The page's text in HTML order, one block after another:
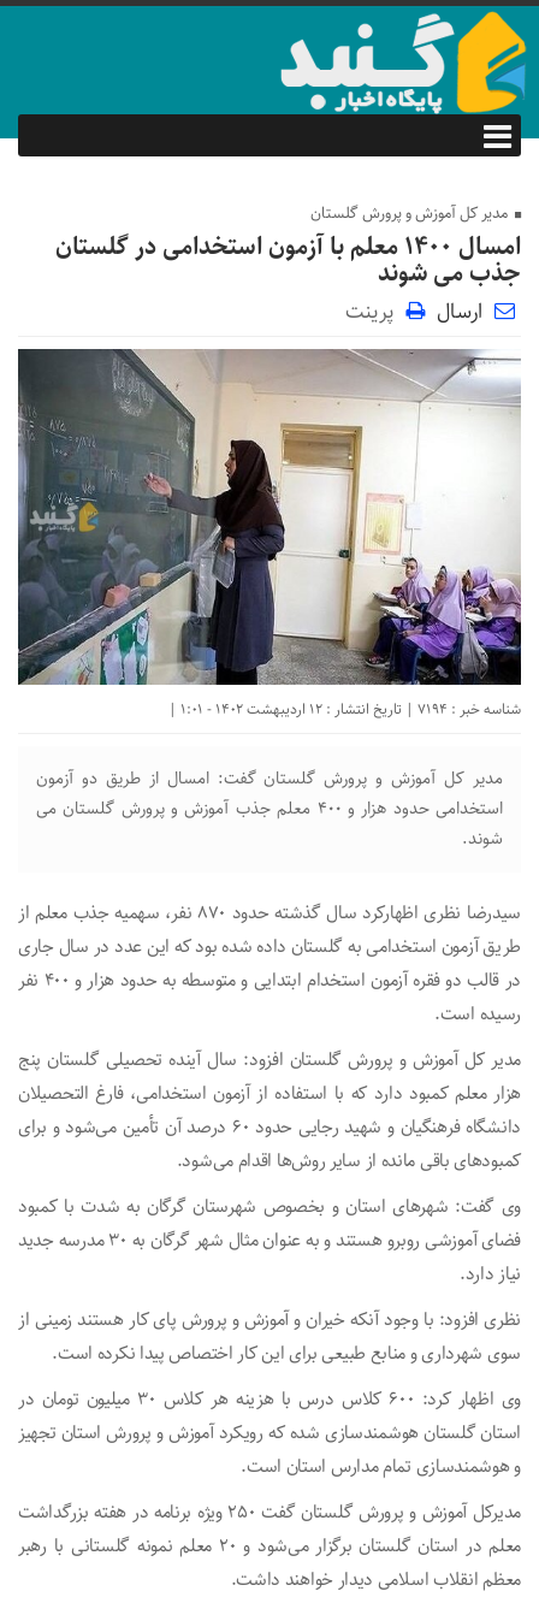
مدیر کل آموزش و پرورش گلستان
امسال ۱۴۰۰ معلم با آزمون استخدامی در گلستان
جذب می شوند
ارسال پرینت
شناسه خبر : 7194 | تاریخ انتشار : 12 اردیبهشت 1402 - 1:01 |
مدیر کل آموزش و پرورش گلستان گفت: امسال از طریق دو آزمون
استخدامی حدود هزار و ۴۰۰ معلم جذب آموزش و پرورش گلستان می
شوند.
سیدرضا نظری اظهارکرد سال گذشته حدود ۸۷۰ نفر، سهمیه جذب معلم از
طریق آزمون استخدامی به گلستان داده شده بود که این عدد در سال جاری
در قالب دو فقره آزمون استخدام ابتدایی و متوسطه به حدود هزار و ۴۰۰ نفر
رسیده است.
مدیر کل آموزش و پرورش گلستان افزود: سال آینده تحصیلی گلستان پنج
هزار معلم کمبود دارد که با استفاده از آزمون استخدامی، فارغ التحصیلان
دانشگاه فرهنگیان و شهید رجایی حدود ۶۰ درصد آن تأمین می‌شود و برای
کمبودهای باقی مانده از سایر روش‌ها اقدام می‌شود.
وی گفت: شهرهای استان و بخصوص شهرستان گرگان به شدت با کمبود
فضای آموزشی روبرو هستند و به عنوان مثال شهر گرگان به ۳۰ مدرسه جدید
نیاز دارد.
نظری افزود: با وجود آنکه خیران و آموزش و پرورش پای کار هستند زمینی از
سوی شهرداری و منابع طبیعی برای این کار اختصاص پیدا نکرده است.
وی اظهار کرد: ۶۰۰ کلاس درس با هزینه هر کلاس ۳۰ میلیون تومان در
استان گلستان هوشمندسازی شده که رویکرد آموزش و پرورش استان تجهیز
و هوشمندسازی تمام مدارس استان است.
مدیرکل آموزش و پرورش گلستان گفت ۲۵۰ ویژه برنامه در هفته بزرگداشت
معلم در استان گلستان برگزار می‌شود و ۲۰ معلم نمونه گلستانی با رهبر
معظم انقلاب اسلامی دیدار خواهند داشت.